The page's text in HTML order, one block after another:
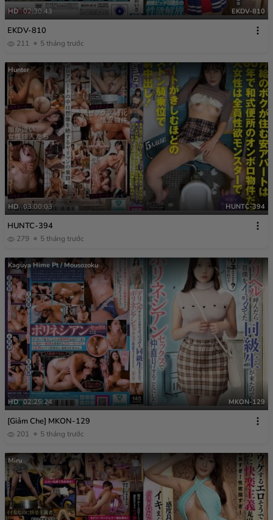
HD 02:30:43 EKDV-810
EKDV-810
211 5 tháng trước
Hunter
HD 03:00:03 HUNTC-394
HUNTC-394
279 5 tháng trước
Kaguya Hime Pt / Mousozoku
HD 02:25:24 MKON-129
[Giảm Che] MKON-129
201 5 tháng trước
Miru